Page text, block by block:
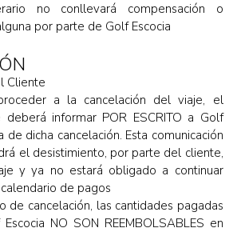
no conllevará compensación o
por parte de Golf Escocia
Cliente
a la cancelación del viaje, el
deberá informar POR ESCRITO a Golf
de dicha cancelación. Esta comunicación
el desistimiento, por parte del cliente,
y ya no estará obligado a continuar
de pagos
de cancelación, las cantidades pagadas
NO SON REEMBOLSABLES en